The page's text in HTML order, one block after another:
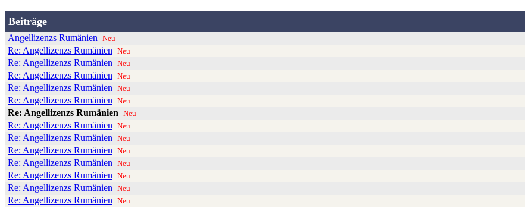
Beiträge
Angellizenzs Rumänien Neu
Re: Angellizenzs Rumänien Neu
Re: Angellizenzs Rumänien Neu
Re: Angellizenzs Rumänien Neu
Re: Angellizenzs Rumänien Neu
Re: Angellizenzs Rumänien Neu
Re: Angellizenzs Rumänien Neu
Re: Angellizenzs Rumänien Neu
Re: Angellizenzs Rumänien Neu
Re: Angellizenzs Rumänien Neu
Re: Angellizenzs Rumänien Neu
Re: Angellizenzs Rumänien Neu
Re: Angellizenzs Rumänien Neu
Re: Angellizenzs Rumänien Neu